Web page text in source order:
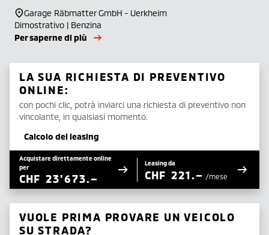
Garage Räbmatter GmbH - Uerkheim
Dimostrativo | Benzina
Per saperne di più
LA SUA RICHIESTA DI PREVENTIVO
ONLINE:
con pochi clic, potrà inviarci una richiesta di preventivo non
vincolante, in qualsiasi momento.
Calcolo del leasing
Acquistare direttamente online
per
CHF 23'673.–
Leasing da
CHF 221.– /mese
VUOLE PRIMA PROVARE UN VEICOLO
SU STRADA?